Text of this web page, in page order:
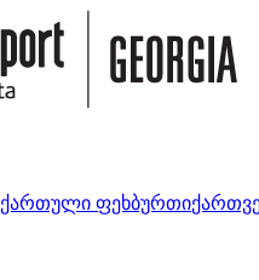
ქართული ფეხბურთი